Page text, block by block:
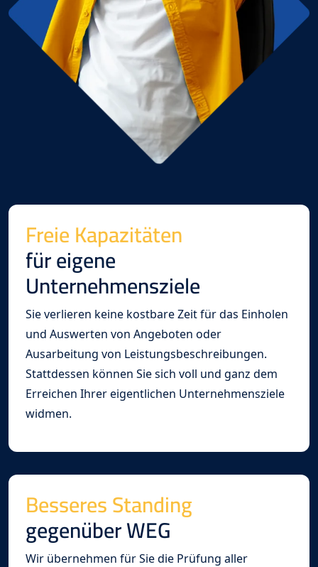
Freie Kapazitäten
für eigene
Unternehmensziele
Sie verlieren keine kostbare Zeit für das Einholen
und Auswerten von Angeboten oder
Ausarbeitung von Leistungsbeschreibungen.
Stattdessen können Sie sich voll und ganz dem
Erreichen Ihrer eigentlichen Unternehmensziele
widmen.
Besseres Standing
gegenüber WEG
Wir übernehmen für Sie die Prüfung aller